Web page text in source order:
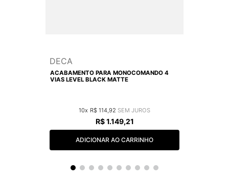
DECA
ACABAMENTO PARA MONOCOMANDO 4
VIAS LEVEL BLACK MATTE
10 R$ 114, 92
R$ 1.149,21
ADICIONAR AO CARRINHO